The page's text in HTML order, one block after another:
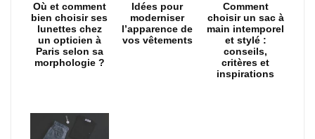
Où et comment
bien choisir ses
lunettes chez
un opticien à
Paris selon sa
morphologie ?
Idées pour
moderniser
l’apparence de
vos vêtements
Comment
choisir un sac à
main intemporel
et stylé :
conseils,
critères et
inspirations